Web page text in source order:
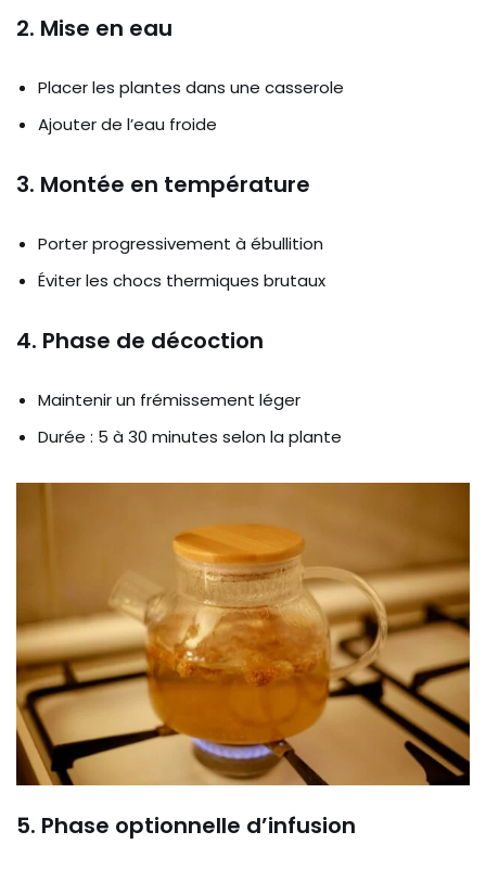
2. Mise en eau
Placer les plantes dans une casserole
Ajouter de l’eau froide
3. Montée en température
Porter progressivement à ébullition
Éviter les chocs thermiques brutaux
4. Phase de décoction
Maintenir un frémissement léger
Durée : 5 à 30 minutes selon la plante
5. Phase optionnelle d’infusion